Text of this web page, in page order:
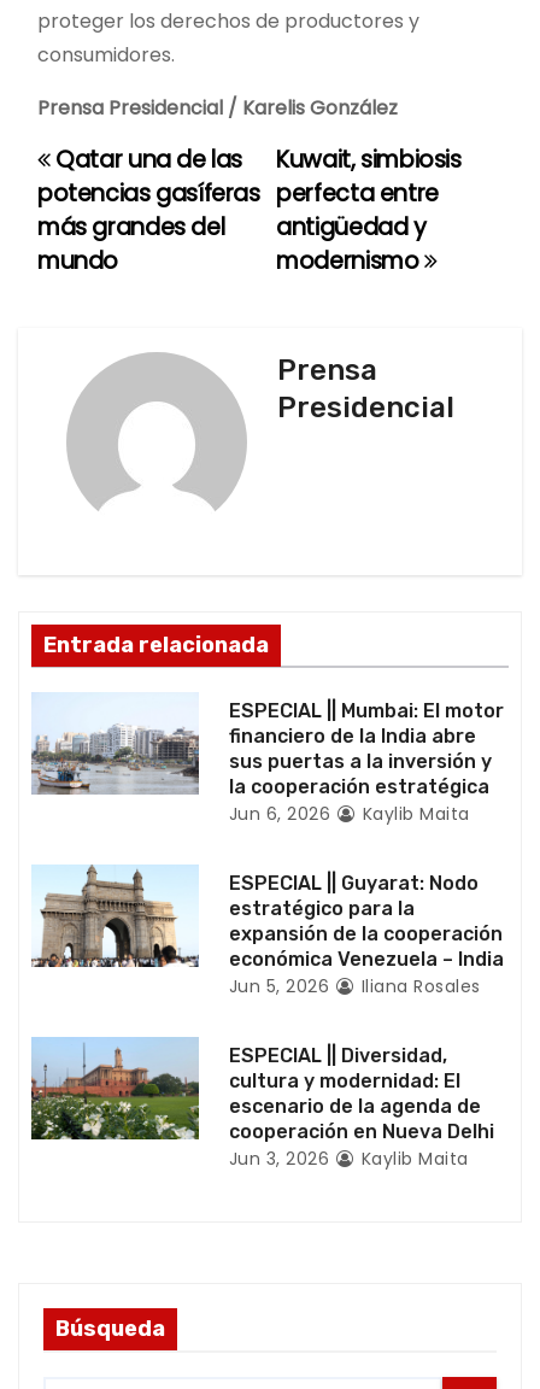
proteger los derechos de productores y
consumidores.
Prensa Presidencial / Karelis González
N
a
v
n
d
e
e
t
r
a
d
a
s
Kuwait, simbiosis
perfecta entre
antigüedad y
modernismo
Qatar una de las
potencias gasíferas
más grandes del
mundo
Prensa
Presidencial
Entrada relacionada
ESPECIAL || Mumbai: El motor
financiero de la India abre
sus puertas a la inversión y
la cooperación estratégica
Jun 6, 2026 Kaylib Maita
ESPECIAL || Guyarat: Nodo
estratégico para la
expansión de la cooperación
económica Venezuela – India
Jun 5, 2026 Iliana Rosales
ESPECIAL || Diversidad,
cultura y modernidad: El
escenario de la agenda de
cooperación en Nueva Delhi
Jun 3, 2026 Kaylib Maita
Búsqueda